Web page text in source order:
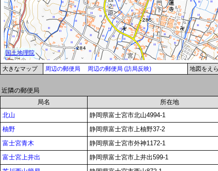
大きなマップ 周辺の郵便局 周辺の郵便局 (訪局反映) 地図をえ
近隣の郵便局
局名
所在地
北山
静岡県富士宮市北山4994-1
柚野
静岡県富士宮市上柚野37-2
富士宮青木
静岡県富士宮市外神1172-1
富士宮上井出
静岡県富士宮市上井出599-1